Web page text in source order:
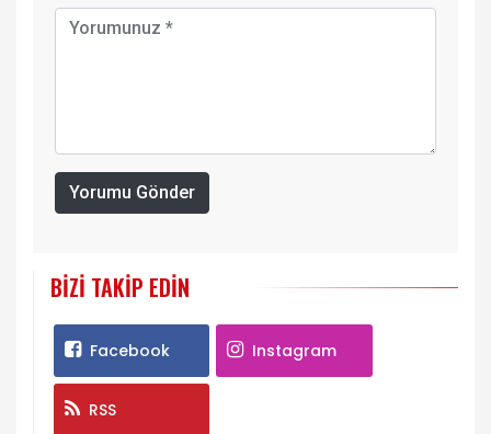
Yorumu Gönder
BIZI TAKIP EDIN
Facebook Instagram
RSS